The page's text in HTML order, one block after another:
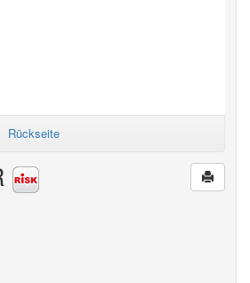
Rückseite